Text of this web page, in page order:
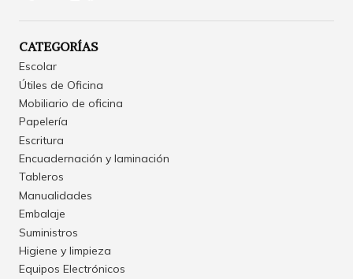
CATEGORÍAS
Escolar
Útiles de Oficina
Mobiliario de oficina
Papelería
Escritura
Encuadernación y laminación
Tableros
Manualidades
Embalaje
Suministros
Higiene y limpieza
Equipos Electrónicos